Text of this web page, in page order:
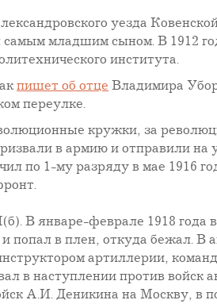
уезда
младшим сыном. В 1912
института.
пишет об отце Владимира
переулке.
кружки, за
в армию и отправили на
по 1-му разряду в мае 1916
В январе-феврале 1918 года
попал в плен, откуда бежал. В
артиллерии,
в наступлении против войск
А.И. Деникина на Москву, в